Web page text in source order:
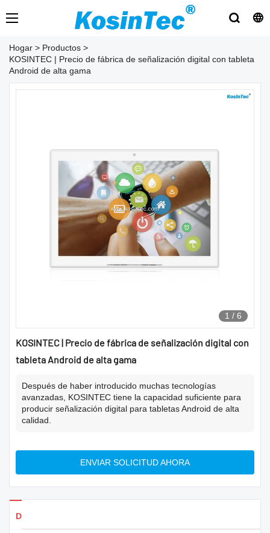
Hogar > Productos >
KOSINTEC | Precio de fábrica de señalización digital con tableta
Android de alta gama
1 / 6
KOSINTEC | Precio de fábrica de señalización digital con
tableta Android de alta gama
Después de haber introducido muchas tecnologías
avanzadas, KOSINTEC tiene la capacidad suficiente para
producir señalización digital para tabletas Android de alta
calidad.
ENVIAR SOLICITUD AHORA
Detalles de los productos